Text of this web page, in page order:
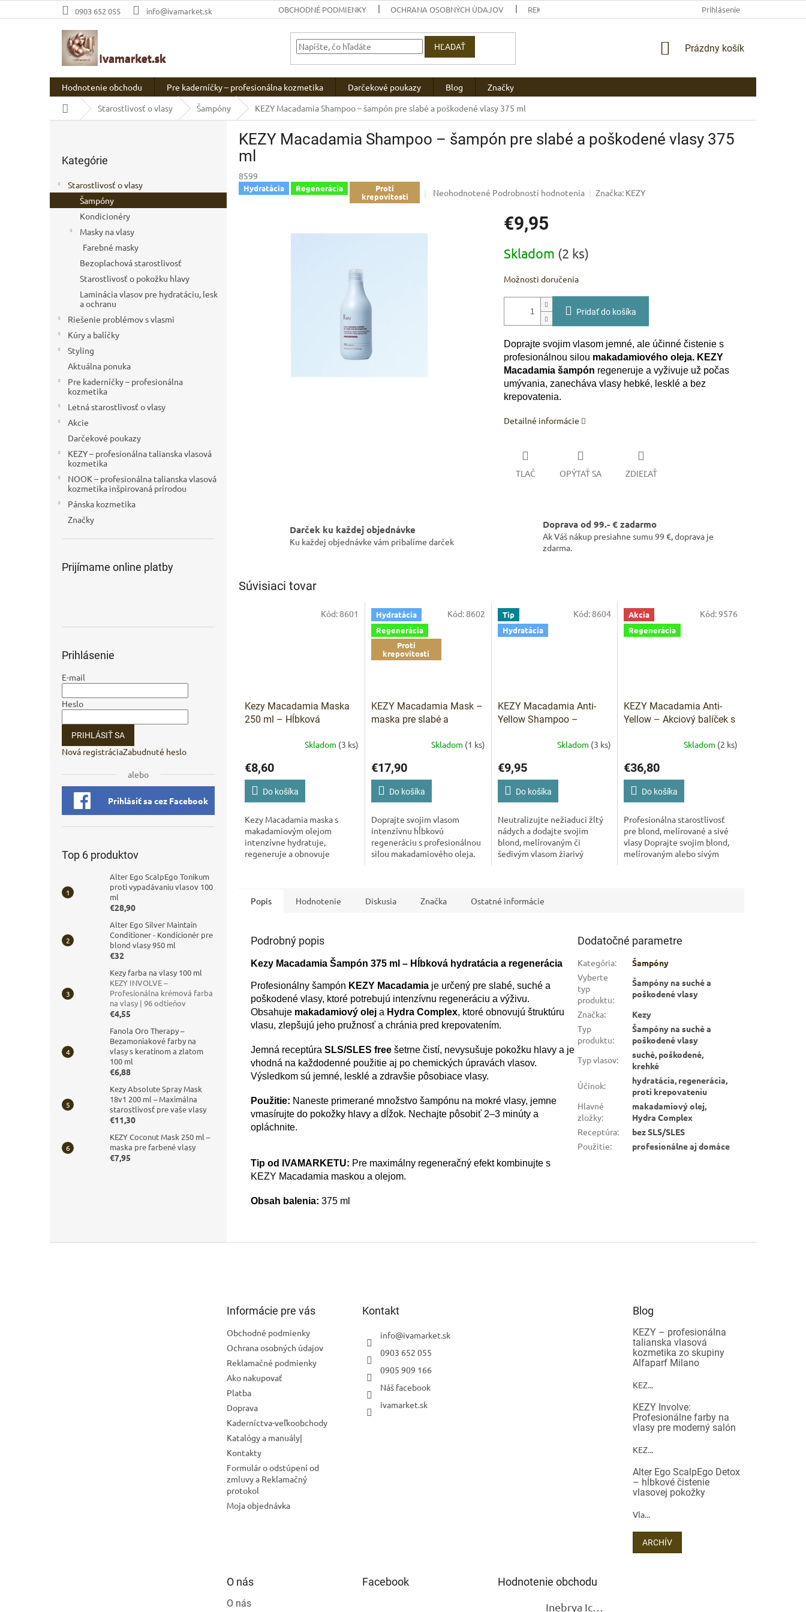
na
0903 652 055 info@ivamarket.sk OBCHODNÉ PODMIENKY OCHRANA OSOBNÝCH ÚDAJOV REKLAMAČNÉ PODMIENKY AKO NAKUPOVAŤ PLATBA
Prihlásenie
HĽADAŤ
NÁKUPNÝ
Prázdny košík
Hodnotenie obchodu Pre kaderníčky – profesionálna kozmetika Darčekové poukazy Blog
Značky
DomovStarostlivosť o vlasy Šampóny KEZY Macadamia Shampoo – šampón pre slabé a poškodené vlasy 375 ml
p
a
kategórie
Kategórie
Starostlivosť o vlasy
Šampóny
Kondicionéry
Masky na vlasy
Farebné masky
Bezoplachová starostlivosť
Starostlivosť o pokožku hlavy
Laminácia vlasov pre hydratáciu, lesk
a ochranu
Riešenie problémov s vlasmi
Kúry a balíčky
Styling
Aktuálna ponuka
Pre kaderníčky – profesionálna
kozmetika
Letná starostlivosť o vlasy
Akcie
Darčekové poukazy
KEZY – profesionálna talianska vlasová
kozmetika
NOOK – profesionálna talianska vlasová
kozmetika inšpirovaná prírodou
Pánska kozmetika
Značky
Prijímame online platby
Prihlásenie
E-mail
Heslo
PRIHLÁSIŤ SA
Nová registráciaZabudnuté heslo
alebo
Prihlásiť sa cez Facebook
Top 6 produktov
Alter Ego ScalpEgo Tonikum
proti vypadávaniu vlasov 100
ml
€28,90
Alter Ego Silver Maintain
Conditioner - Kondicionér pre
blond vlasy 950 ml
€32
Kezy farba na vlasy 100 ml
KEZY INVOLVE –
Profesionálna krémová farba
na vlasy | 96 odtieňov
€4,55
Fanola Oro Therapy –
Bezamoniakové farby na
vlasy s keratínom a zlatom
100 ml
€6,88
Kezy Absolute Spray Mask
18v1 200 ml – Maximálna
starostlivosť pre vaše vlasy
€11,30
KEZY Coconut Mask 250 ml –
maska pre farbené vlasy
€7,95
KEZY Macadamia Shampoo – šampón pre slabé a poškodené vlasy 375
ml
8599
Hydratácia Regenerácia
Proti
krepovitosti
Priemerné
Neohodnotené Podrobnosti hodnotenia Značka: KEZY
€9,95
cena:
Skladom (2 ks)
Možnosti doručenia
Pridať do košíka
Doprajte svojim vlasom jemné, ale účinné čistenie s
profesionálnou silou makadamiového oleja. KEZY
Macadamia šampón regeneruje a vyživuje už počas
umývania, zanecháva vlasy hebké, lesklé a bez
krepovatenia.
Detailné informácie
TLAČ OPÝTAŤ SA ZDIEĽAŤ
Darček ku každej objednávke
Ku každej objednávke vám pribalíme darček
Doprava od 99.- € zadarmo
Ak Váš nákup presiahne sumu 99 €, doprava je
zdarma.
Súvisiaci tovar
Kezy Macadamia Maska
250 ml – Hĺbková
Skladom (3 ks)
€8,60
Do košíka
Kezy Macadamia maska s
makadamiovým olejom
intenzívne hydratuje,
regeneruje a obnovuje
Kód:8601
Hydratácia
Regenerácia
Proti
krepovitosti
KEZY Macadamia Mask –
maska pre slabé a
Skladom (1 ks)
€17,90
Do košíka
Doprajte svojim vlasom
intenzívnu hĺbkovú
regeneráciu s profesionálnou
silou makadamiového oleja.
Kód:8602
Tip
Hydratácia
KEZY Macadamia Anti-
Yellow Shampoo –
blond vlasy 375 mlKezy
Šampón 375 ml –
Neutralizácia žltých tónov
a výživa
Skladom (3 ks)
€9,95
Do košíka
Neutralizujte nežiaduci žltý
nádych a dodajte svojim
blond, melírovaným či
šedivým vlasom žiarivý
regeneruje a...
Kód:8604
Akcia
Regenerácia
KEZY Macadamia Anti-
Yellow – Akciový balíček s
Skladom (2 ks)
€36,80
Do košíka
Profesionálna starostlivosť
pre blond, melírované a sivé
vlasy Doprajte svojim blond,
melírovaným alebo sivým
Kód:9576
Popis Hodnotenie Diskusia Značka Ostatné informácie
Podrobný popis
Kezy Macadamia Šampón 375 ml – Hĺbková hydratácia a regenerácia
Profesionálny šampón KEZY Macadamia je určený pre slabé, suché a
poškodené vlasy, ktoré potrebujú intenzívnu regeneráciu a výživu.
Obsahuje makadamiový olej a Hydra Complex, ktoré obnovujú štruktúru
vlasu, zlepšujú jeho pružnosť a chránia pred krepovatením.
Jemná receptúra SLS/SLES free šetrne čistí, nevysušuje pokožku hlavy a je
vhodná na každodenné použitie aj po chemických úpravách vlasov.
Výsledkom sú jemné, lesklé a zdravšie pôsobiace vlasy.
Použitie: Naneste primerané množstvo šampónu na mokré vlasy, jemne
vmasírujte do pokožky hlavy a dĺžok. Nechajte pôsobiť 2–3 minúty a
opláchnite.
Tip od IVAMARKETU: Pre maximálny regeneračný efekt kombinujte s
KEZY Macadamia maskou a olejom.
Obsah balenia: 375 ml
Dodatočné parametre
Kategória:
Šampóny
Vyberte
typ
produktu:
Šampóny na suché a
poškodené vlasy
Značka:
Kezy
Typ
produktu:
Šampóny na suché a
poškodené vlasy
Typ vlasov:
suché, poškodené,
krehké
Účinok:
hydratácia, regenerácia,
proti krepovateniu
Hlavné
zložky:
makadamiový olej,
Hydra Complex
Receptúra:
bez SLS/SLES
Použitie: profesionálne aj domáce
Informácie pre vás
Obchodné podmienky
Ochrana osobných údajov
Reklamačné podmienky
Ako nakupovať
Platba
Doprava
Kaderníctva-veľkoobchody
Katalógy a manuály|
Kontakty
Formulár o odstúpení od
zmluvy a Reklamačný
protokol
Moja objednávka
Kontakt
info@ivamarket.sk
0903 652 055
0905 909 166
Náš facebook
ivamarket.sk
Blog
KEZY – profesionálna
talianska vlasová
kozmetika zo skupiny
Alfaparf Milano
KEZ...
KEZY Involve:
Profesionálne farby na
vlasy pre moderný salón
KEZ...
Alter Ego ScalpEgo Detox
– hĺbkové čistenie
vlasovej pokožky
Vla...
ARCHÍV
O nás
O nás
Facebook
Hodnotenie obchodu
Inebrya Ice Cream Keratin Restructuring Mask – reštrukturalizačná maska s keratínom 1000 ml